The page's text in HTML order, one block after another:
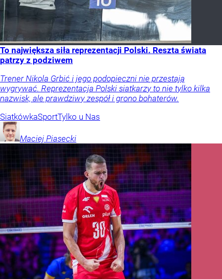
To największa siła reprezentacji Polski. Reszta świata
patrzy z podziwem
Trener Nikola Grbić i jego podopieczni nie przestają
wygrywać. Reprezentacja Polski siatkarzy to nie tylko kilka
nazwisk, ale prawdziwy zespół i grono bohaterów.
SiatkówkaSportTylko u Nas
Maciej Piasecki